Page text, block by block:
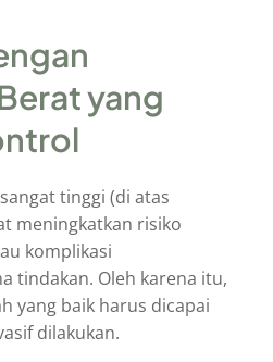
yang
tinggi (di atas
meningkatkan risiko
komplikasi
tindakan. Oleh karena itu,
yang baik harus dicapai
dilakukan.